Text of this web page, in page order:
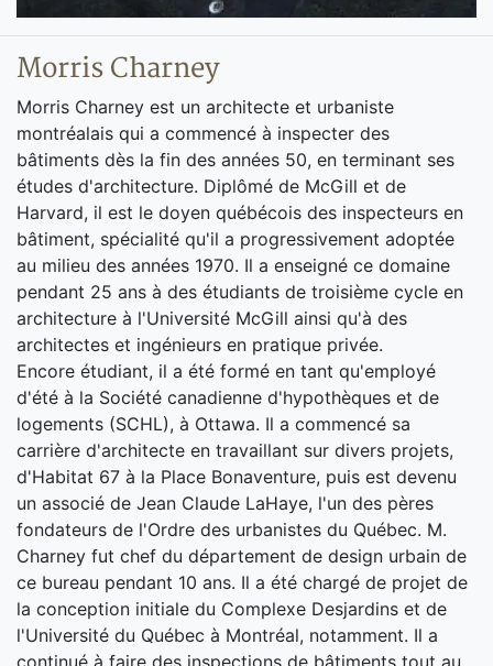
Morris Charney
Morris Charney est un architecte et urbaniste
montréalais qui a commencé à inspecter des
bâtiments dès la fin des années 50, en terminant ses
études d'architecture. Diplômé de McGill et de
Harvard, il est le doyen québécois des inspecteurs en
bâtiment, spécialité qu'il a progressivement adoptée
au milieu des années 1970. Il a enseigné ce domaine
pendant 25 ans à des étudiants de troisième cycle en
architecture à l'Université McGill ainsi qu'à des
architectes et ingénieurs en pratique privée.
Encore étudiant, il a été formé en tant qu'employé
d'été à la Société canadienne d'hypothèques et de
logements (SCHL), à Ottawa. Il a commencé sa
carrière d'architecte en travaillant sur divers projets,
d'Habitat 67 à la Place Bonaventure, puis est devenu
un associé de Jean Claude LaHaye, l'un des pères
fondateurs de l'Ordre des urbanistes du Québec. M.
Charney fut chef du département de design urbain de
ce bureau pendant 10 ans. Il a été chargé de projet de
la conception initiale du Complexe Desjardins et de
l'Université du Québec à Montréal, notamment. Il a
continué à faire des inspections de bâtiments tout au